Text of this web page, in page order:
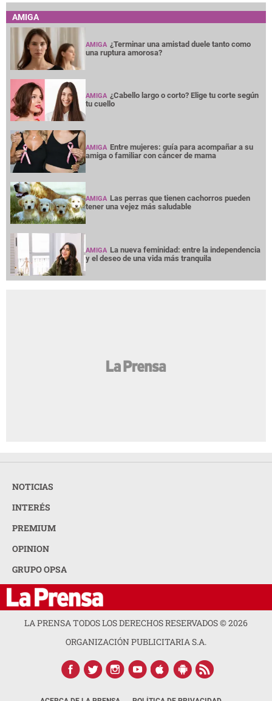
AMIGA
AMIGA ¿Terminar una amistad duele tanto como
una ruptura amorosa?
AMIGA ¿Cabello largo o corto? Elige tu corte según
tu cuello
AMIGA Entre mujeres: guía para acompañar a su
amiga o familiar con cáncer de mama
AMIGA Las perras que tienen cachorros pueden
tener una vejez más saludable
AMIGA La nueva feminidad: entre la independencia
y el deseo de una vida más tranquila
NOTICIAS
INTERÉS
PREMIUM
OPINION
GRUPO OPSA
LA PRENSA TODOS LOS DERECHOS RESERVADOS ©2026
ORGANIZACIÓN PUBLICITARIA S.A.